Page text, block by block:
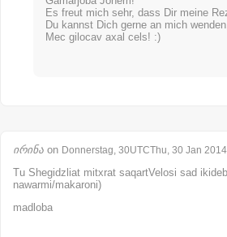
Es freut mich sehr, dass Dir meine
Du kannst Dich gerne an mich
Mec gilocav axal cels! :)
ირინა on Donnerstag, 30UTCThu, 30 Jan
Tu Shegidzliat mitxrat saqartVelosi sad
nawarmi/makaroni)
madloba